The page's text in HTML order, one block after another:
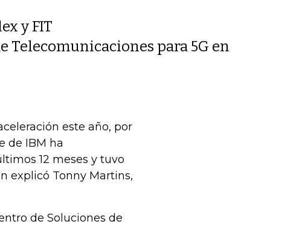
y FIT
Telecomunicaciones para 5G en
este año, por
de IBM ha
12 meses y tuvo
explicó Tonny Martins,
de Soluciones de